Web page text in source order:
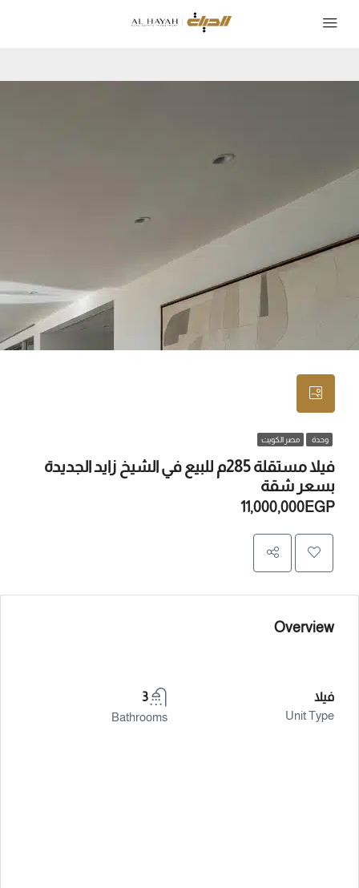
وحدة مصر الكويت
فيلا مستقلة 285م للبيع في الشيخ زايد الجديدة
بسعر شقة
11,000,000EGP
Overview
فيلا
Unit Type
3
Bathrooms